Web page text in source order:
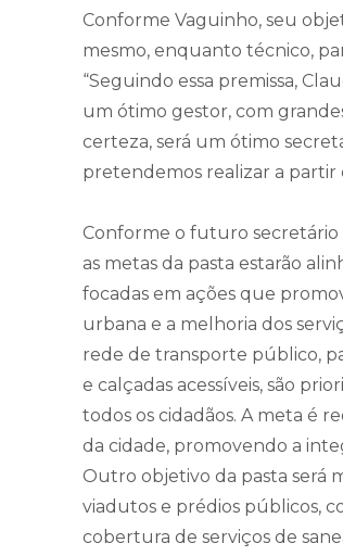
Conforme Vaguinho, seu
mesmo, enquanto técnico,
“Seguindo essa premissa,
um ótimo gestor, com
certeza, será um ótimo
pretendemos realizar a partir
Conforme o futuro
as metas da pasta estarão
focadas em ações que
urbana e a melhoria dos
rede de transporte público,
e calçadas acessíveis, são
todos os cidadãos. A meta é
da cidade, promovendo a
Outro objetivo da pasta será
viadutos e prédios públicos,
cobertura de serviços de